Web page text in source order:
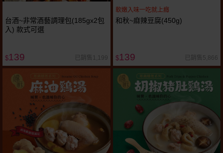
台酒~非常酒藝調理包(185gx2包
入) 款式可選
$139 已銷售1,199
軟嫩入味一吃就上癮
和秋~麻辣豆腐(450g)
$139 已銷售5,866